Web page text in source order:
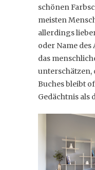
schönen
meisten
allerdings
oder Name
das
unterschätzen,
Buches bleibt
Gedächtnis als